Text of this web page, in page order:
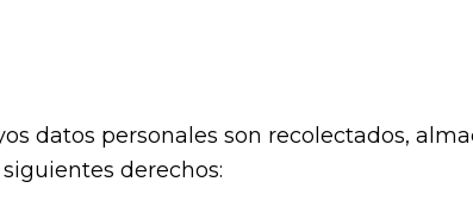
datos personales son recolectados,
derechos: